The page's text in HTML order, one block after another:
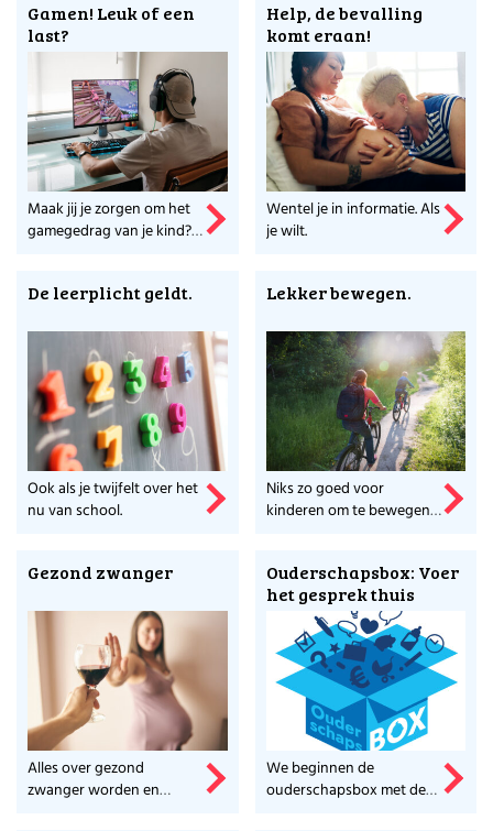
te ...
Gamen! Leuk of een
last?
Maak jij je zorgen om het
gamegedrag van je kind?
Help, de bevalling
komt eraan!
Wentel je in informatie. Als
je wilt.
De leerplicht geldt.
Ook als je twijfelt over het
nu van school.
Lekker bewegen.
Niks zo goed voor
kinderen om te bewegen.
Gezond zwanger
Alles over gezond
zwanger worden en
Ouderschapsbox: Voer
het gesprek thuis
We beginnen de
ouderschapsbox met de